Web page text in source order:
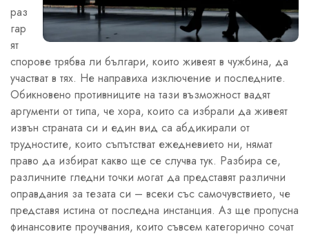
раз
гар
ят
спорове трябва ли българи, които живеят в чужбина, да
участват в тях. Не направиха изключение и последните.
Обикновено противниците на тази възможност вадят
аргументи от типа, че хора, които са избрали да живеят
извън страната си и един вид са абдикирали от
трудностите, които съпътстват ежедневието ни, нямат
право да избират какво ще се случва тук. Разбира се,
различните гледни точки могат да представят различни
оправдания за тезата си – всеки със самочувствието, че
представя истина от последна инстанция. Аз ще пропусна
финансовите проучвания, които съвсем категорично сочат